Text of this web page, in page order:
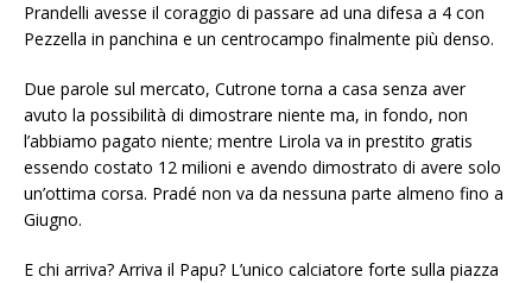
Prandelli avesse il coraggio di passare ad una difesa a 4 con
Pezzella in panchina e un centrocampo finalmente più denso.
Due parole sul mercato, Cutrone torna a casa senza aver
avuto la possibilità di dimostrare niente ma, in fondo, non
l’abbiamo pagato niente; mentre Lirola va in prestito gratis
essendo costato 12 milioni e avendo dimostrato di avere solo
un’ottima corsa. Pradé non va da nessuna parte almeno fino a
Giugno.
E chi arriva? Arriva il Papu? L’unico calciatore forte sulla piazza